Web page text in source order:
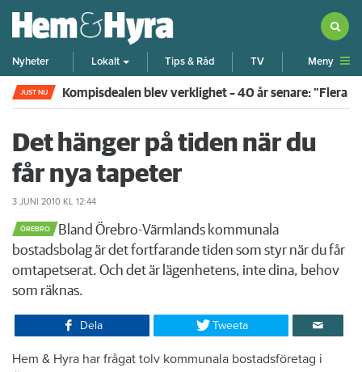
Nyheter Lokalt Tips & Råd TV Meny
JUST NU Kompisdealen blev verklighet – 40 år senare: "Flera
Det hänger på tiden när du
får nya tapeter
3 JUNI 2010 KL 12:44
ÖREBRO
​Bland Örebro-Värmlands kommunala
bostadsbolag är det fortfarande tiden som styr när du får
omtapetserat. Och det är lägenhetens, inte dina, behov
som räknas.
Dela Tweeta
​Hem & Hyra har frågat tolv kommunala bostadsföretag i